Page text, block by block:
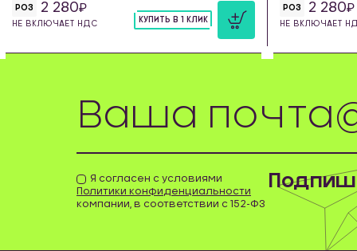
РОЗ 2 280
НЕ ВКЛЮЧАЕТ НДС КУПИТЬ В 1 КЛИК
РОЗ 2 280
НЕ ВКЛЮЧАЕТ
Я согласен с условиями
Политики конфиденциальности
компании, в соответствии с 152-ФЗ